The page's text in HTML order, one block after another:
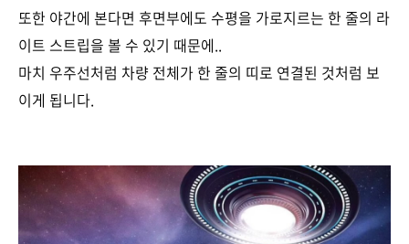
또한 야간에 본다면 후면부에도 수평을 가로지르는 한 줄의 라
이트 스트립을 볼 수 있기 때문에..
마치 우주선처럼 차량 전체가 한 줄의 띠로 연결된 것처럼 보
이게 됩니다.